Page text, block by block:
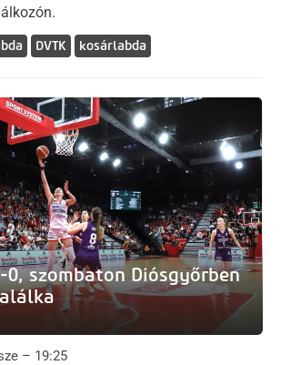
DVTK kosárlabda
0, szombaton Diósgyőrben
– 19:25